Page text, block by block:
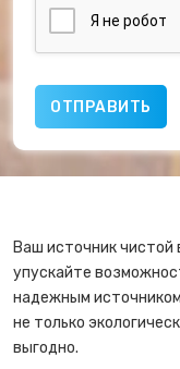
Я нe poбoт
Ваш источник чистой
упускайте
надежным
не только
выгодно.